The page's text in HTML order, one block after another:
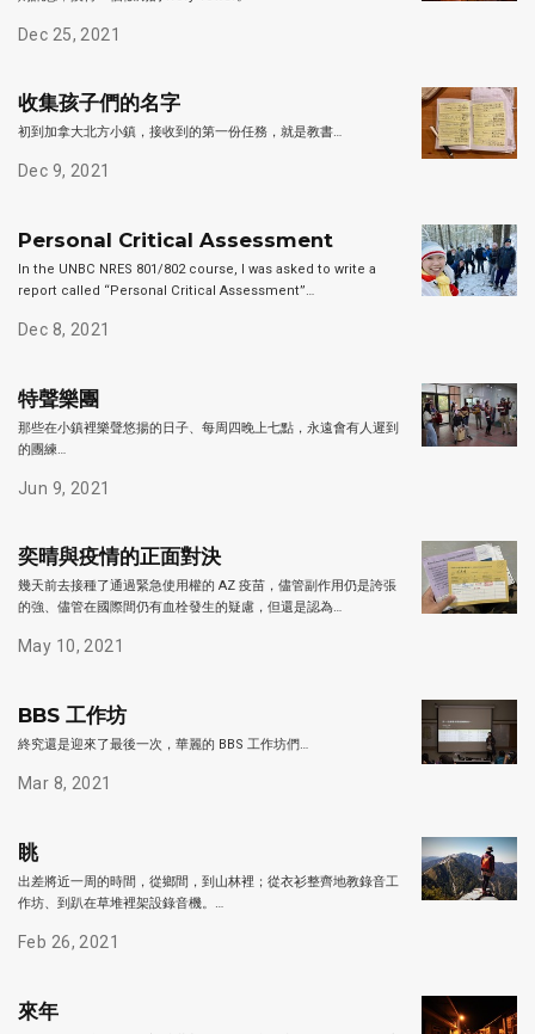
Dec 25, 2021
收集孩子們的名字
初到加拿大北方小鎮，接收到的第一份任務，就是教書…
Dec 9, 2021
Personal Critical Assessment
In the UNBC NRES 801/802 course, I was asked to write a
report called “Personal Critical Assessment”…
Dec 8, 2021
特聲樂團
那些在小鎮裡樂聲悠揚的日子、每周四晚上七點，永遠會有人遲到
的團練…
Jun 9, 2021
奕晴與疫情的正面對決
幾天前去接種了通過緊急使用權的 AZ 疫苗，儘管副作用仍是誇張
的強、儘管在國際間仍有血栓發生的疑慮，但還是認為…
May 10, 2021
BBS 工作坊
終究還是迎來了最後一次，華麗的 BBS 工作坊們…
Mar 8, 2021
眺
出差將近一周的時間，從鄉間，到山林裡；從衣衫整齊地教錄音工
作坊、到趴在草堆裡架設錄音機。…
Feb 26, 2021
來年